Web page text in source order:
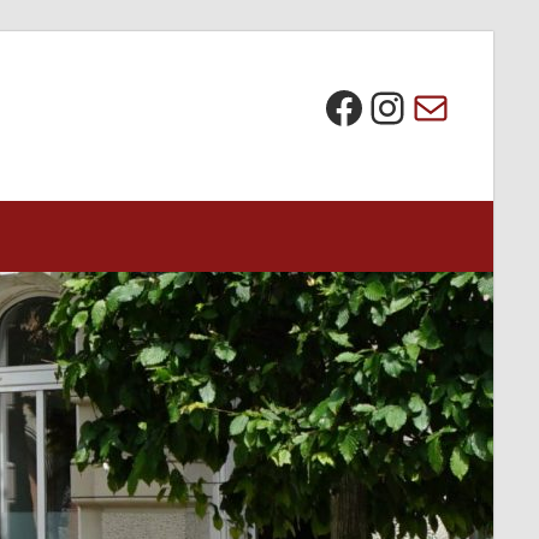
Die BI bei Facebook
E-Mail